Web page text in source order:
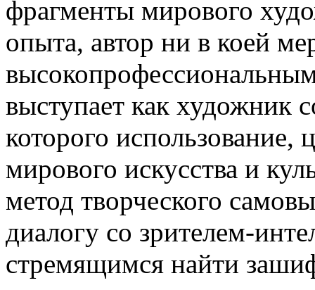
фрагменты мирового
опыта, автор ни в коей
выступает как художник
которого
мирового искусства и
метод творческого
диалогу со зрителем-
стремящимся найти